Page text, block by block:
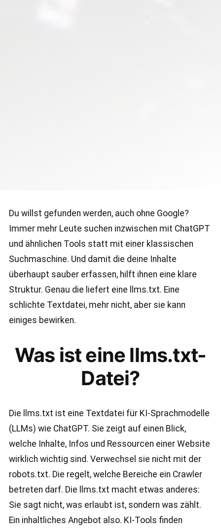
Du willst gefunden werden, auch ohne Google?
Immer mehr Leute suchen inzwischen mit ChatGPT
und ähnlichen Tools statt mit einer klassischen
Suchmaschine. Und damit die deine Inhalte
überhaupt sauber erfassen, hilft ihnen eine klare
Struktur. Genau die liefert eine llms.txt. Eine
schlichte Textdatei, mehr nicht, aber sie kann
einiges bewirken.
Was ist eine llms.txt-
Datei?
Die llms.txt ist eine Textdatei für KI-Sprachmodelle
(LLMs) wie ChatGPT. Sie zeigt auf einen Blick,
welche Inhalte, Infos und Ressourcen einer Website
wirklich wichtig sind. Verwechsel sie nicht mit der
robots.txt. Die regelt, welche Bereiche ein Crawler
betreten darf. Die llms.txt macht etwas anderes:
Sie sagt nicht, was erlaubt ist, sondern was zählt.
Ein inhaltliches Angebot also. KI-Tools finden